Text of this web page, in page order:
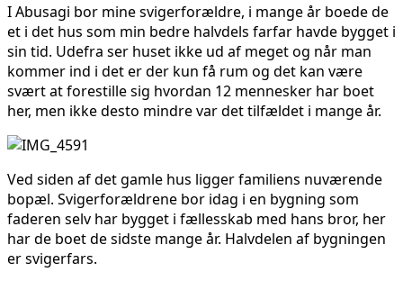
I Abusagi bor mine svigerforældre, i mange år boede de
et i det hus som min bedre halvdels farfar havde bygget i
sin tid. Udefra ser huset ikke ud af meget og når man
kommer ind i det er der kun få rum og det kan være
svært at forestille sig hvordan 12 mennesker har boet
her, men ikke desto mindre var det tilfældet i mange år.
Ved siden af det gamle hus ligger familiens nuværende
bopæl. Svigerforældrene bor idag i en bygning som
faderen selv har bygget i fællesskab med hans bror, her
har de boet de sidste mange år. Halvdelen af bygningen
er svigerfars.